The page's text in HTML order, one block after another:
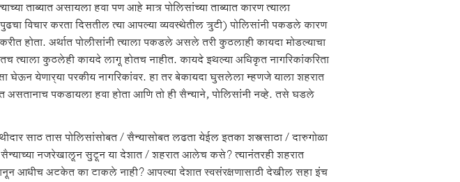
ताब्यात असायला हवा पण आहे मात्र पोलिसांच्या ताब्यात कारण त्याला
विचार करता दिसतील त्या आपल्या व्यवस्थेतील त्रुटी) पोलिसांनी पकडले कारण
करीत होता. अर्थात पोलीसांनी त्याला पकडले असले तरी कुठलाही कायदा मोडल्याचा
त्याला कुठलेही कायदे लागू होतच नाहीत. कायदे इथल्या अधिकृत नागरिकांकरिता
घेऊन येणार्‍या परकीय नागरिकांवर. हा तर बेकायदा घुसलेला म्हणजे याला शहरात
असतानाच पकडायला हवा होता आणि तो ही सैन्याने, पोलिसांनी नव्हे. तसे घडले
साठ तास पोलिसांसोबत / सैन्यासोबत लढता येईल इतका शस्त्रसाठा / दारुगोळा
नजरेखालून सुटून या देशात / शहरात आलेच कसे? त्यानंतरही शहरात
मानून आधीच अटकेत का टाकले नाही? आपल्या देशात स्वसंरक्षणासाठी देखील सहा इंच